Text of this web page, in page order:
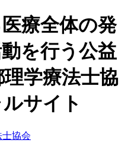
療全体の発
を行う公益
学療法士協
サイト